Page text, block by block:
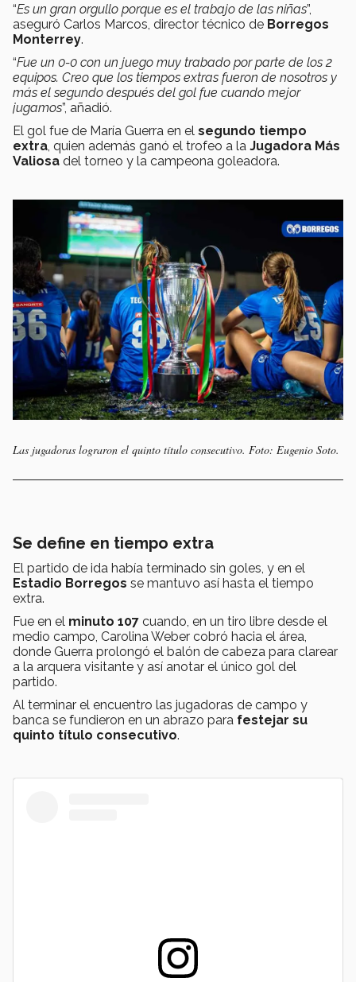
“Es un gran orgullo porque es el trabajo de las niñas”,
aseguró Carlos Marcos, director técnico de Borregos
Monterrey.
“Fue un 0-0 con un juego muy trabado por parte de los 2
equipos. Creo que los tiempos extras fueron de nosotros y
más el segundo después del gol fue cuando mejor
jugamos”, añadió.
El gol fue de María Guerra en el segundo tiempo
extra , quien además ganó el trofeo a la Jugadora Más
Valiosa del torneo y la campeona goleadora.
Las jugadoras lograron el quinto título consecutivo. Foto: Eugenio Soto.
Se define en tiempo extra
El partido de ida había terminado sin goles, y en el
Estadio Borregos se mantuvo así hasta el tiempo
extra.
Fue en el minuto 107 cuando, en un tiro libre desde el
medio campo, Carolina Weber cobró hacia el área,
donde Guerra prolongó el balón de cabeza para clarear
a la arquera visitante y así anotar el único gol del
partido.
Al terminar el encuentro las jugadoras de campo y
banca se fundieron en un abrazo para festejar su
quinto título consecutivo.